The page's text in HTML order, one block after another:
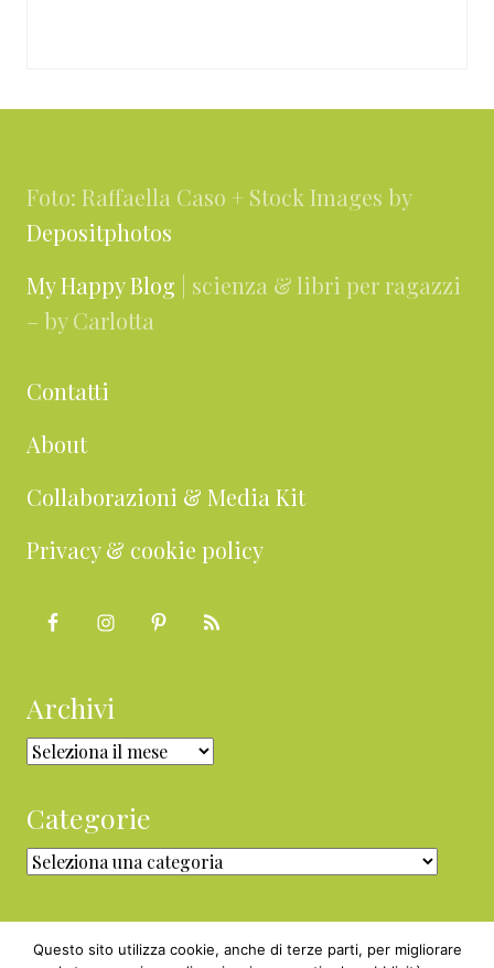
Foto: Raffaella Caso + Stock Images by
Depositphotos
My Happy Blog | scienza & libri per ragazzi
– by Carlotta
Contatti
About
Collaborazioni & Media Kit
Privacy & cookie policy
Archivi
Archivi
Categorie
Categorie
Questo sito utilizza cookie, anche di terze parti, per migliorare